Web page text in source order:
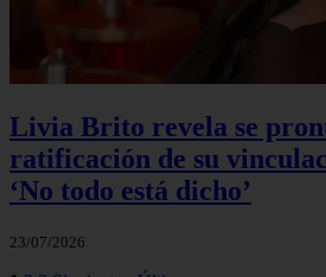
Livia Brito revela se
ratificación de su
‘No todo está dicho’
23/07/2026